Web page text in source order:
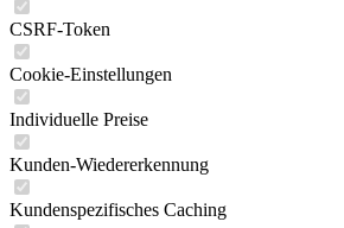
CSRF-Token
Cookie-Einstellungen
Individuelle Preise
Kunden-Wiedererkennung
Kundenspezifisches Caching